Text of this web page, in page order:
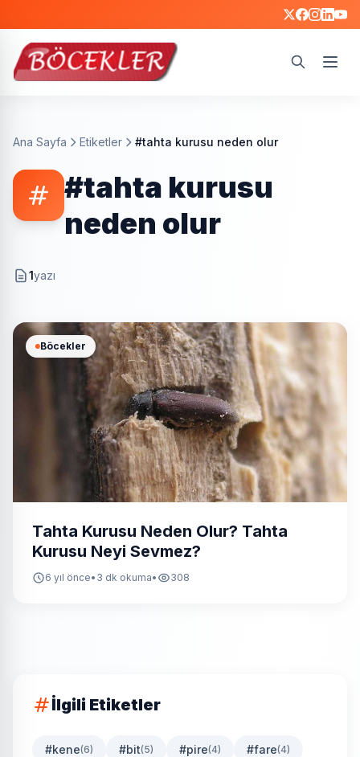
Ana Sayfa Etiketler #tahta kurusu neden olur
#tahta kurusu
neden olur
1yazı
Böcekler
Tahta Kurusu Neden Olur? Tahta
Kurusu Neyi Sevmez?
6 yıl önce• 3 dk okuma• 308
İlgili Etiketler
#kene(6) #bit(5) #pire(4) #fare(4)